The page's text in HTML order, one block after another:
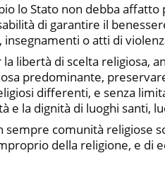
lo Stato non debba
di garantire il
insegnamenti o atti di
libertà di scelta religiosa,
predominante,
differenti, e senza
e la dignità di luoghi santi,
sempre comunità religiose
della religione, e di